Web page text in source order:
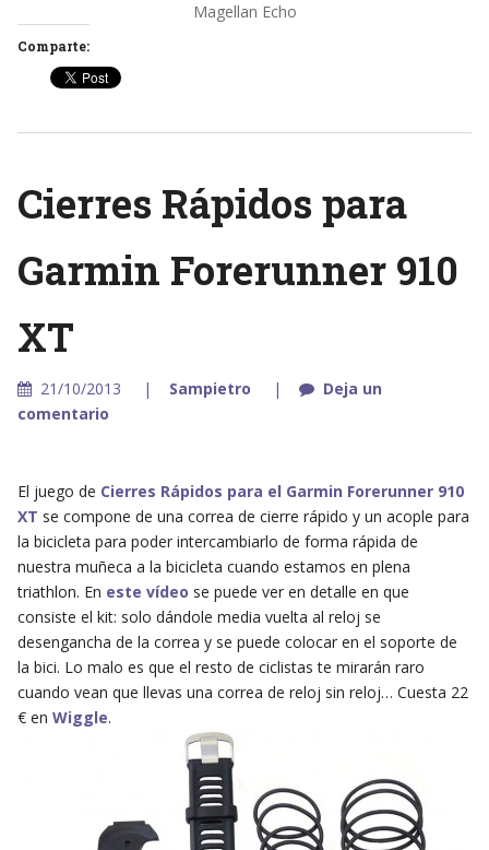
Magellan Echo
Comparte:
Cierres Rápidos para
Garmin Forerunner 910
XT
21/10/2013 Sampietro
Deja un
comentario
El juego de Cierres Rápidos para el Garmin Forerunner 910
XT se compone de una correa de cierre rápido y un acople para
la bicicleta para poder intercambiarlo de forma rápida de
nuestra muñeca a la bicicleta cuando estamos en plena
triathlon. En este vídeo se puede ver en detalle en que
consiste el kit: solo dándole media vuelta al reloj se
desengancha de la correa y se puede colocar en el soporte de
la bici. Lo malo es que el resto de ciclistas te mirarán raro
cuando vean que llevas una correa de reloj sin reloj… Cuesta 22
€ en Wiggle.